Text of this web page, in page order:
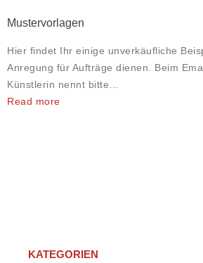
Mustervorlagen
Hier findet Ihr einige unverkäufliche
Anregung für Aufträge dienen. Beim
Künstlerin nennt bitte…
Read more
KATEGORIEN